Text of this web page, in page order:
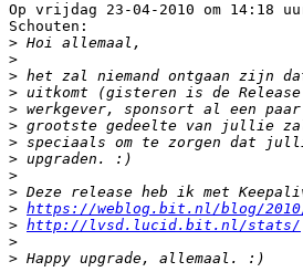
Op vrijdag 23-04-2010 om 14:18
Schouten:
>
>
>
>
>
>
>
>
>
>
> https://weblog.bit.nl/blog/
> http://lvsd.lucid.bit.nl/stats/
>
>